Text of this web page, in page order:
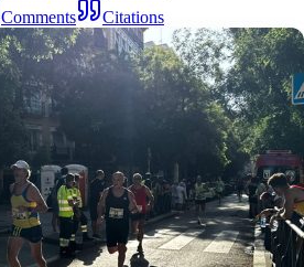
Comments Citations